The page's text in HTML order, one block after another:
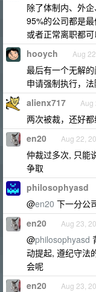
除了体制内、外
95%的公司都是
或者正常离职都
hooych Aug
最后有一个无解
申请强制执行，法
alienx717 Aug
两次被裁，还好
en20 Aug 22,
仲裁过多次, 只能
争取
philosophyasd
@en20 下一分公
en20 Aug 23,
@philosophyasd
动提起, 遵纪守法
会呢
en20 Aug 23,